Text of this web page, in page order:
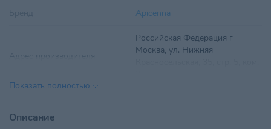
Apicenna
Российская Федерация г
Москва, ул. Нижняя
Показать полностью
Описание